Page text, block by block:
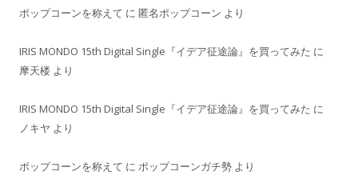
ポップコーンを称えて に 匿名ポップコーン より
IRIS MONDO 15th Digital Single『イデア征途論』を買ってみた に
摩天楼 より
IRIS MONDO 15th Digital Single『イデア征途論』を買ってみた に
ノキヤ より
ポップコーンを称えて に ポップコーンガチ勢 より